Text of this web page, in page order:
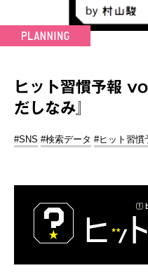
ヒット習慣予報
だしなみ』
#SNS #検索データ #ヒット習慣